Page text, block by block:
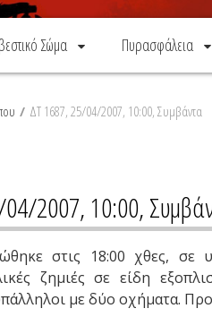
Σώμα Πυρασφάλεια
/ ΔΤ 1687, 25/04/2007, 10:00, Συμβάντα
2007, 10:00,
στις 18:00 χθες, σε
ζημιές σε είδη
με δύο οχήματα.